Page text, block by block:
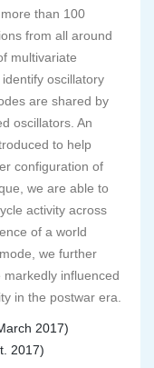
than 100
from all around
multivariate
oscillatory
are shared by
oscillators. An
to help
configuration of
we are able to
activity across
of a world
we further
influenced
in the postwar era.
2017)
2017)